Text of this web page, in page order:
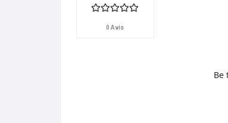
0 Avis
Be